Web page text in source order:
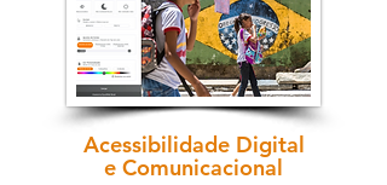
AcessibilidadeDigital
e Comunicacional